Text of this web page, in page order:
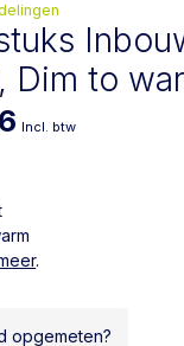
Dim to
Incl. btw
.
opgemeten?